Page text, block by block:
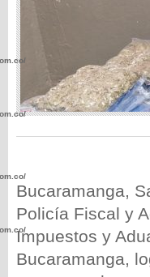
Bucaramanga,
Policía Fiscal y
Impuestos y
Bucaramanga,
wp-
wp-
wp-
wp-